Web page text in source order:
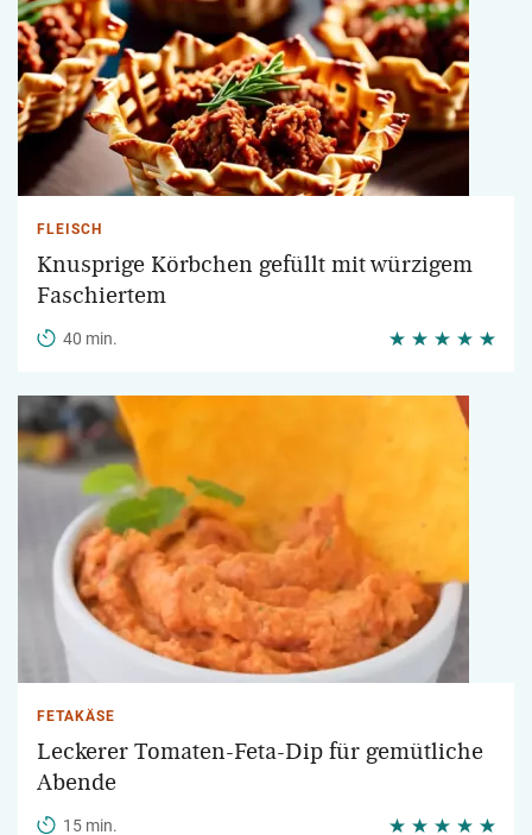
FLEISCH
Knusprige Körbchen gefüllt mit würzigem
Faschiertem
40 min.
FETAKÄSE
Leckerer Tomaten-Feta-Dip für gemütliche
Abende
15 min.